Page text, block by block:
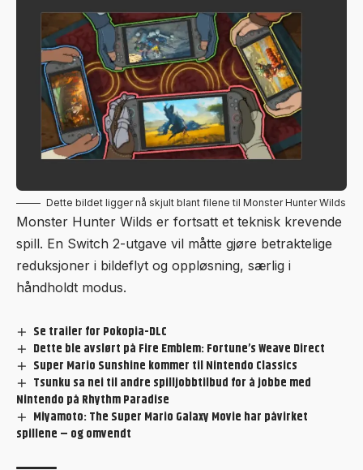
Dette bildet ligger nå skjult blant filene til Monster Hunter Wilds
Monster Hunter Wilds er fortsatt et teknisk krevende
spill. En Switch 2-utgave vil måtte gjøre betraktelige
reduksjoner i bildeflyt og oppløsning, særlig i
håndholdt modus.
Se trailer for Pokopia-DLC
Dette ble avslørt på Fire Emblem: Fortune’s Weave Direct
Super Mario Sunshine kommer til Nintendo Classics
Tsunku sa nei til andre spilljobbtilbud for å jobbe med
Nintendo på Rhythm Paradise
Miyamoto: The Super Mario Galaxy Movie har påvirket
spillene – og omvendt